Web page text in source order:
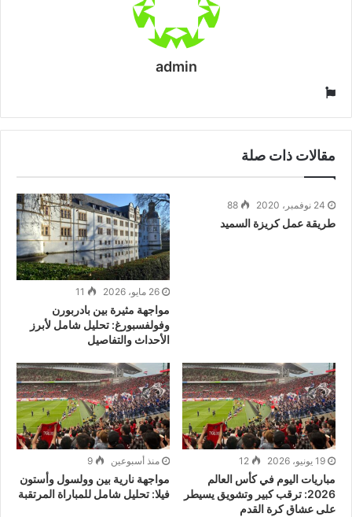
admin
مقالات ذات صلة
24 نوفمبر، 2020 88
طريقة عمل كريزة السميد
26 مايو، 2026 11
مواجهة مثيرة بين بادربورن
وفولفسبورغ: تحليل شامل لأبرز
الأحداث والتفاصيل
19 يونيو، 2026 12
مباريات اليوم في كأس العالم
2026: ترقب كبير وتشويق يسيطر
على عشاق كرة القدم
منذ أسبوعين 9
مواجهة نارية بين وولسول وأستون
فيلا: تحليل شامل للمباراة المرتقبة